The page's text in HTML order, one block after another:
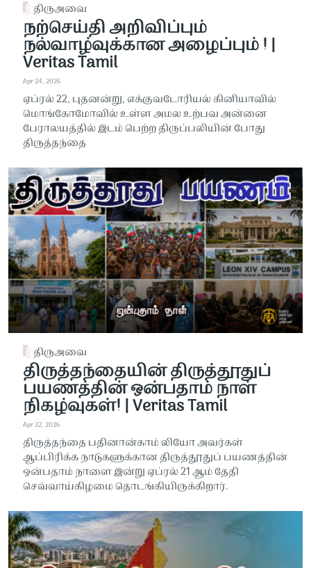
திருஅவை
நற்செய்தி அறிவிப்பும்
நல்வாழ்வுக்கான அழைப்பும் ! |
Veritas Tamil
Apr 24, 2026
ஏப்ரல் 22, புதனன்று, எக்குவடோரியல் கினியாவில்
மொங்கோமோவில் உள்ள அமல உற்பவ அன்னை
பேராலயத்தில் இடம் பெற்ற திருப்பலியின் போது
திருத்தந்தை
திருஅவை
திருத்தந்தையின் திருத்தூதுப்
பயணத்தின் ஒன்பதாம் நாள்
நிகழ்வுகள்! | Veritas Tamil
Apr 22, 2026
திருத்தந்தை பதினான்காம் லியோ அவர்கள்
ஆப்பிரிக்க நாடுகளுக்கான திருத்தூதுப் பயணத்தின்
ஒன்பதாம் நாளை இன்று ஏப்ரல் 21 ஆம் தேதி
செவ்வாய்கிழமை தொடங்கியிருக்கிறார்.